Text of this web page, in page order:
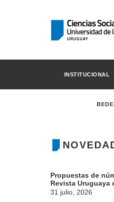
INSTITUCIONAL
Propuestas de
Revista Uruguaya
31 julio, 2026